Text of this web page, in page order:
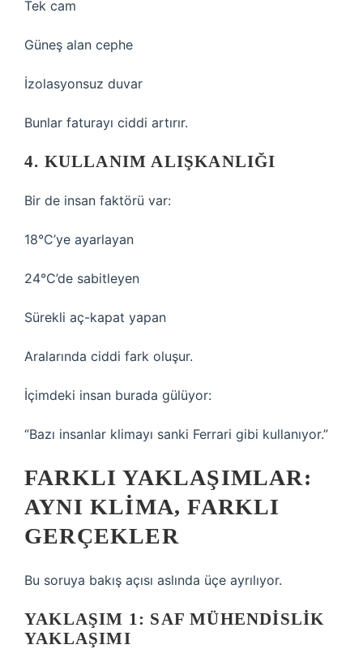
Tek cam
Güneş alan cephe
İzolasyonsuz duvar
Bunlar faturayı ciddi artırır.
4. KULLANIM ALIŞKANLIĞI
Bir de insan faktörü var:
18°C’ye ayarlayan
24°C’de sabitleyen
Sürekli aç-kapat yapan
Aralarında ciddi fark oluşur.
İçimdeki insan burada gülüyor:
“Bazı insanlar klimayı sanki Ferrari gibi kullanıyor.”
FARKLI YAKLAŞIMLAR:
AYNI KLIMA, FARKLI
GERÇEKLER
Bu soruya bakış açısı aslında üçe ayrılıyor.
YAKLAŞIM 1: SAF MÜHENDISLIK
YAKLAŞIMI